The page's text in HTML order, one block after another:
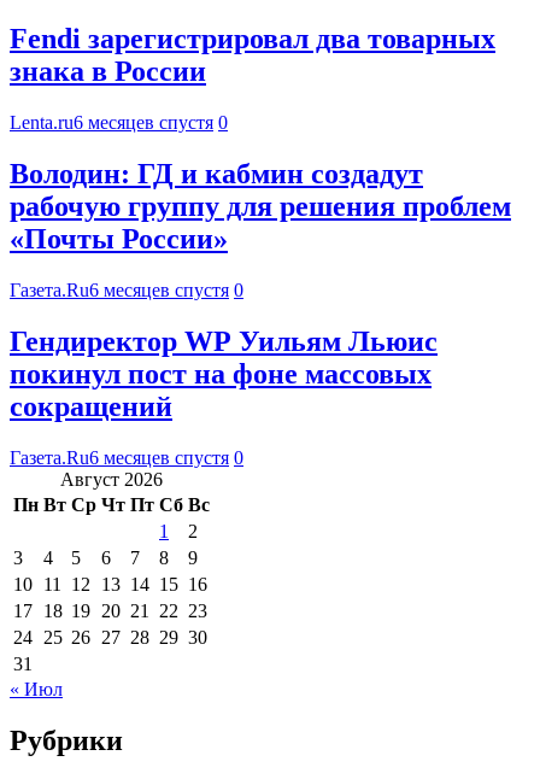
Fendi зарегистрировал два товарных
знака в России
Lenta.ru6 месяцев спустя 0
Володин: ГД и кабмин создадут
рабочую группу для решения проблем
«Почты России»
Газета.Ru6 месяцев спустя 0
Гендиректор WP Уильям Льюис
покинул пост на фоне массовых
сокращений
Газета.Ru6 месяцев спустя 0
Август 2026
Пн Вт Ср Чт Пт Сб Вс
1
2
3
4 5 6 7 8
9
10 11 12 13 14 15 16
17 18 19 20 21 22 23
24 25 26 27 28 29 30
31
« Июл
Рубрики